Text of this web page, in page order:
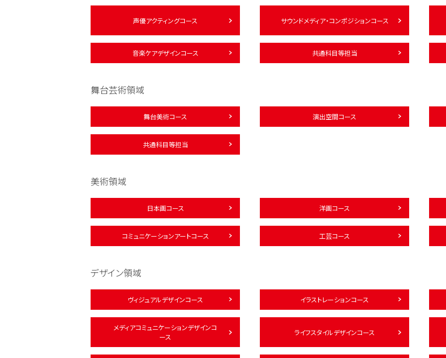
声優アクティングコース サウンドメディア・コンポジションコース
音楽ケアデザインコース 共通科目等担当
舞台芸術領域
舞台美術コース 演出空間コース
共通科目等担当
美術領域
日本画コース 洋画コース
コミュニケーションアートコース 工芸コース
デザイン領域
ヴィジュアルデザインコース イラストレーションコース
メディアコミュニケーションデザインコ
ース
ライフスタイルデザインコース